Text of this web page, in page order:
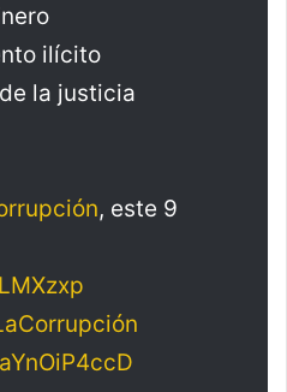
ilícito
la justicia
, este 9